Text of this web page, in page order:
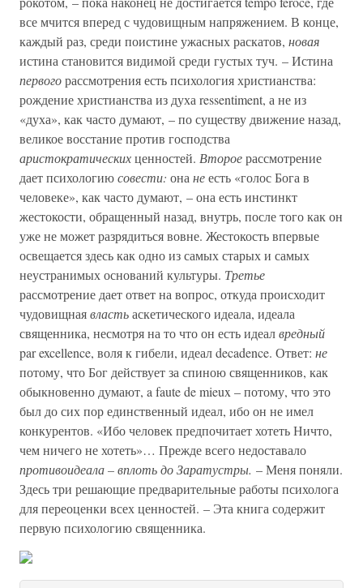
все мчится вперед с чудовищным напряжением. В конце,
каждый раз, среди поистине ужасных раскатов, новая
истина становится видимой среди густых туч. – Истина
первогорассмотрения есть психология христианства:
рождение христианства из духа ressentiment, а не из
«духа», как часто думают, – по существу движение назад,
великое восстание против господства
аристократическихценностей. Второерассмотрение
дает психологиюсовести: она неесть «голос Бога в
человеке», как часто думают, – она есть инстинкт
жестокости, обращенный назад, внутрь, после того как он
уже не может разрядиться вовне. Жестокость впервые
освещается здесь как одно из самых старых и самых
неустранимых оснований культуры. Третье
рассмотрение дает ответ на вопрос, откуда происходит
чудовищнаявластьаскетического идеала, идеала
священника, несмотря на то что он есть идеалвредный
par excellence, воля к гибели, идеал decadence. Ответ: не
потому, что Бог действует за спиною священников, как
обыкновенно думают, a faute de mieux – потому, что это
был до сих пор единственный идеал, ибо он не имел
конкурентов. «Ибо человек предпочитает хотеть Ничто,
чем ничего не хотеть»… Прежде всего недоставало
противоидеала – вплоть до Заратустры. – Меня поняли.
Здесь три решающие предварительные работы психолога
для переоценки всех ценностей. – Эта книга содержит
первую психологию священника.